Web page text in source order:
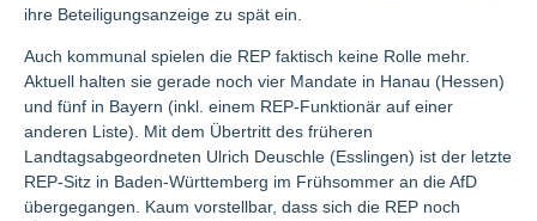
ihre Beteiligungsanzeige zu spät ein.
Auch kommunal spielen die REP faktisch keine Rolle mehr.
Aktuell halten sie gerade noch vier Mandate in Hanau (Hessen)
und fünf in Bayern (inkl. einem REP-Funktionär auf einer
anderen Liste). Mit dem Übertritt des früheren
Landtagsabgeordneten Ulrich Deuschle (Esslingen) ist der letzte
REP-Sitz in Baden-Württemberg im Frühsommer an die AfD
übergegangen. Kaum vorstellbar, dass sich die REP noch